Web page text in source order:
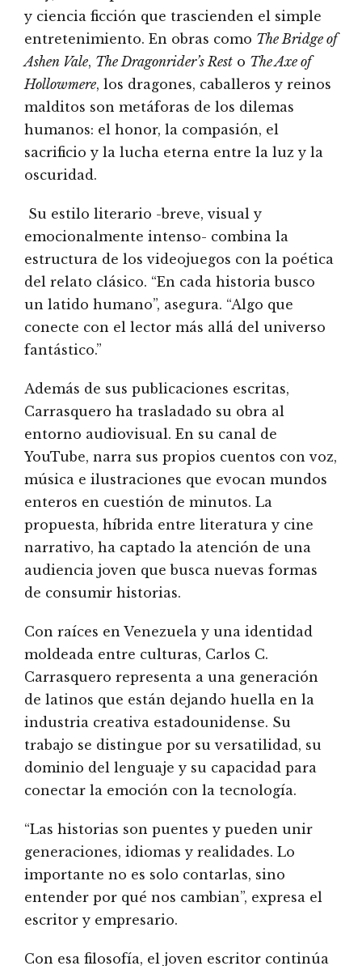
y ciencia ficción que trascienden el simple
entretenimiento. En obras como The Bridge of
Ashen Vale, The Dragonrider’s Rest o The Axe of
Hollowmere, los dragones, caballeros y reinos
malditos son metáforas de los dilemas
humanos: el honor, la compasión, el
sacrificio y la lucha eterna entre la luz y la
oscuridad.
Su estilo literario -breve, visual y
emocionalmente intenso- combina la
estructura de los videojuegos con la poética
del relato clásico. “En cada historia busco
un latido humano”, asegura. “Algo que
conecte con el lector más allá del universo
fantástico.”
Además de sus publicaciones escritas,
Carrasquero ha trasladado su obra al
entorno audiovisual. En su canal de
YouTube, narra sus propios cuentos con voz,
música e ilustraciones que evocan mundos
enteros en cuestión de minutos. La
propuesta, híbrida entre literatura y cine
narrativo, ha captado la atención de una
audiencia joven que busca nuevas formas
de consumir historias.
Con raíces en Venezuela y una identidad
moldeada entre culturas, Carlos C.
Carrasquero representa a una generación
de latinos que están dejando huella en la
industria creativa estadounidense. Su
trabajo se distingue por su versatilidad, su
dominio del lenguaje y su capacidad para
conectar la emoción con la tecnología.
“Las historias son puentes y pueden unir
generaciones, idiomas y realidades. Lo
importante no es solo contarlas, sino
entender por qué nos cambian”, expresa el
escritor y empresario.
Con esa filosofía, el joven escritor continúa